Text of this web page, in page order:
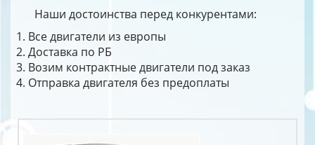
Наши достоинства перед конкурентами:
Все двигатели из европы
Доставка по РБ
Возим контрактные двигатели под заказ
Отправка двигателя без предоплаты